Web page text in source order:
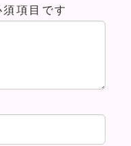
項目です